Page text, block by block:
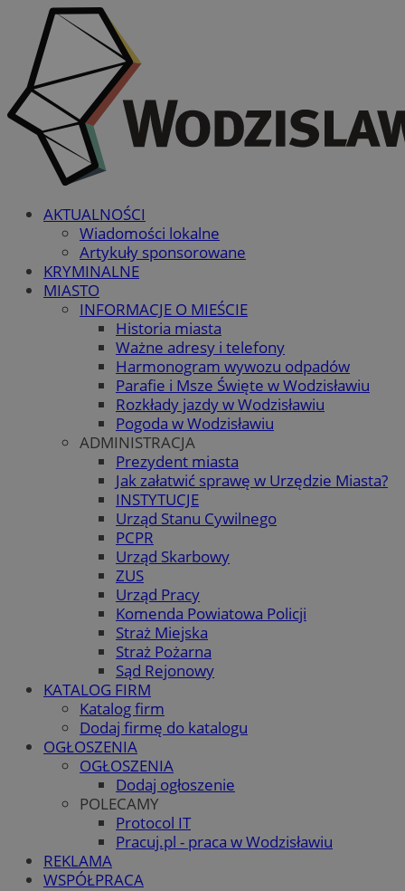
AKTUALNOŚCI
Wiadomości lokalne
Artykuły sponsorowane
KRYMINALNE
MIASTO
INFORMACJE O MIEŚCIE
Historia miasta
Ważne adresy i telefony
Harmonogram wywozu odpadów
Parafie i Msze Święte w Wodzisławiu
Rozkłady jazdy w Wodzisławiu
Pogoda w Wodzisławiu
ADMINISTRACJA
Prezydent miasta
Jak załatwić sprawę w Urzędzie Miasta?
INSTYTUCJE
Urząd Stanu Cywilnego
PCPR
Urząd Skarbowy
ZUS
Urząd Pracy
Komenda Powiatowa Policji
Straż Miejska
Straż Pożarna
Sąd Rejonowy
KATALOG FIRM
Katalog firm
Dodaj firmę do katalogu
OGŁOSZENIA
OGŁOSZENIA
Dodaj ogłoszenie
POLECAMY
Protocol IT
Pracuj.pl - praca w Wodzisławiu
REKLAMA
WSPÓŁPRACA